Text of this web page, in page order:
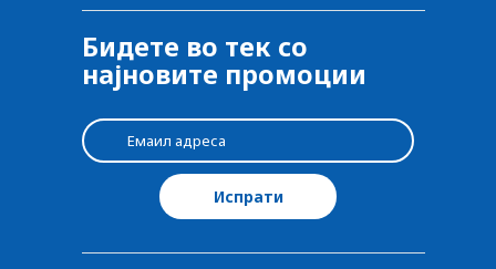
Бидете во тек со
најновите промоции